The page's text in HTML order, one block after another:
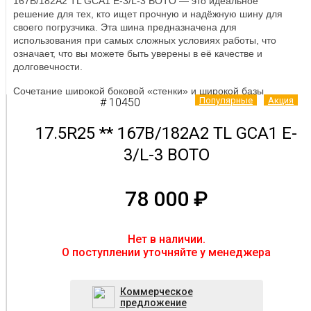
решение для тех, кто ищет прочную и надёжную шину для
своего погрузчика. Эта шина предназначена для
использования при самых сложных условиях работы, что
означает, что вы можете быть уверены в её качестве и
долговечности.
Сочетание широкой боковой «стенки» и широкой базы
позволяет шине легко справляться с различными
что вы можете использовать эту шину в любых условиях и не
беспокоиться о том, что она быстро изнашивается.
улучшает управляемость погрузчика и обеспечивает
безопасность при работе. Это означает, что вы можете легко
Наша шина с рисунком протектора GCA1 E-3/L-3- это
строительстве, складировании и погрузочно-разгрузочных
работах. Специально разработанный для работы в тяжёлых
Акция
Популярные
# 10450
17.5R25 ** 167B/182A2 TL GCA1 E-
3/L-3 BOTO
78 000 ₽
Нет в наличии.
O поступлении уточняйте у менеджера
Коммерческое
предложение